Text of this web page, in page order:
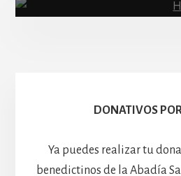
DONATIVOS
Ya puedes realizar tu
benedictinos de la Abadía